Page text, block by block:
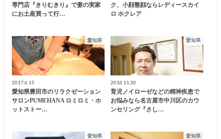
専門店『きりむきり』で妻の実家
にお土産買って行…
ク、小顔整顔ならレディースカイ
ロ ホクレア
愛知県
2017.6.15
愛知県豊田市のリラクゼーション
サロンPUMEHANA ロミロミ・ホ
ットストー…
愛知県
2016.11.30
育児ノイローゼなどの精神疾患で
お悩みなら名古屋市中川区のカウ
ンセリング『さし…
愛知県 愛知県